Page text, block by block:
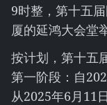
9时整，第十五
厦的延鸿大会堂
按计划，第十五
第一阶段：自
从2025年6月11